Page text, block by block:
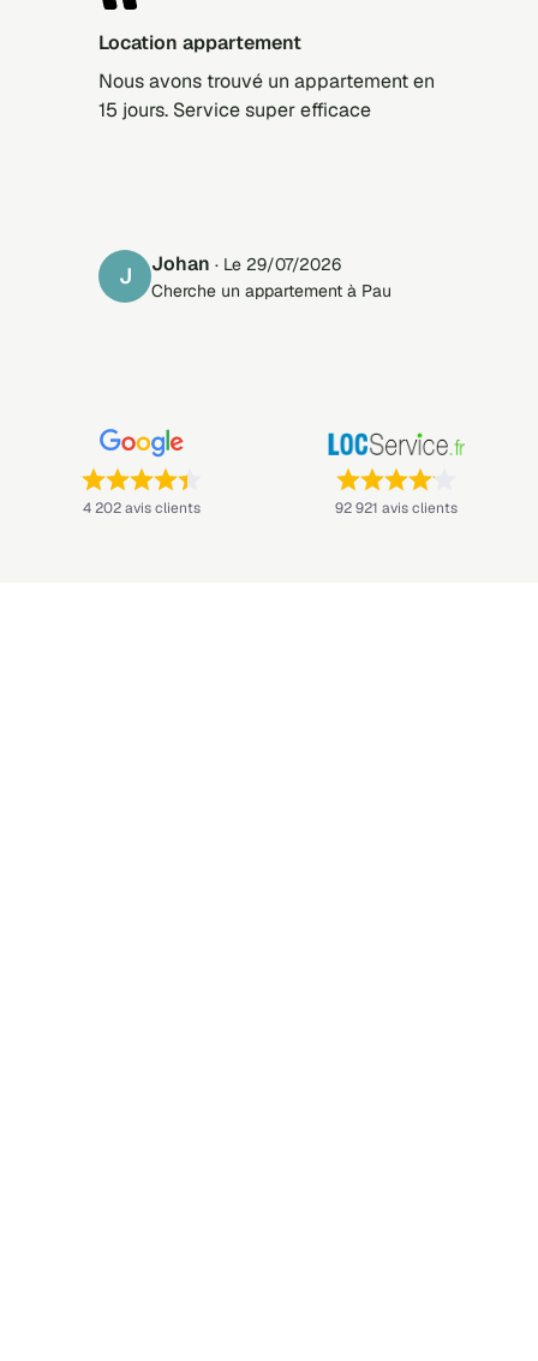
Location appartement
Nous avons trouvé un appartement en
15 jours. Service super efficace
J Johan · Le 29/07/2026
Cherche un appartement à Pau
Note : 4,4 sur 5 —
4 202 avis clients Note : 4,1 sur 5 —
92 921 avis clients